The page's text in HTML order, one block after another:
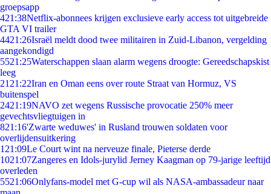
groepsapp
421:38Netflix-abonnees krijgen exclusieve early access tot uitgebreide
GTA VI trailer
4421:26Israël meldt dood twee militairen in Zuid-Libanon, vergelding
aangekondigd
5521:25Waterschappen slaan alarm wegens droogte: Gereedschapskist
leeg
21 21:22Iran en Oman eens over route Straat van Hormuz, VS
buitenspel
2421:19NAVO zet wegens Russische provocatie 250% meer
gevechtsvliegtuigen in
821:16'Zwarte weduwes' in Rusland trouwen soldaten voor
overlijdensuitkering
1 21:09Le Court wint na nerveuze finale, Pieterse derde
1021:07Zangeres en Idols-jurylid Jerney Kaagman op 79-jarige leeftijd
overleden
5521:06Onlyfans-model met G-cup wil als NASA-ambassadeur naar